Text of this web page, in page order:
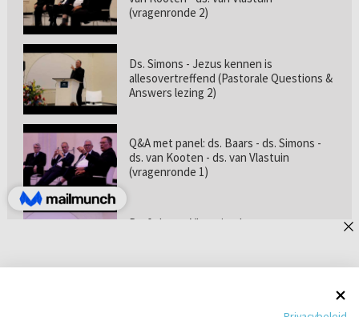
(vragenronde 2)
Ds. Simons - Jezus kennen is
allesovertreffend (Pastorale Questions &
Answers lezing 2)
Q&A met panel: ds. Baars - ds. Simons -
ds. van Kooten - ds. van Vlastuin
(vragenronde 1)
Prof. dr. van Vlastuin - Is